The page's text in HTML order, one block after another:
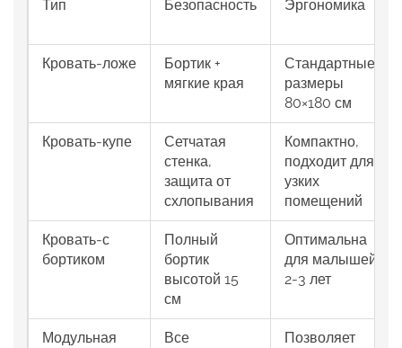
Тип Безопасность Эргономика
Кровать‑ложе
Бортик +
мягкие края
Стандартные
размеры
80×180 см
Кровать‑купе
Сетчатая
стенка,
защита от
схлопывания
Компактно,
подходит для
узких
помещений
Кровать‑с
бортиком
Полный
бортик
высотой 15
см
Оптимальна
для малышей
2‑3 лет
Модульная
Все
Позволяет